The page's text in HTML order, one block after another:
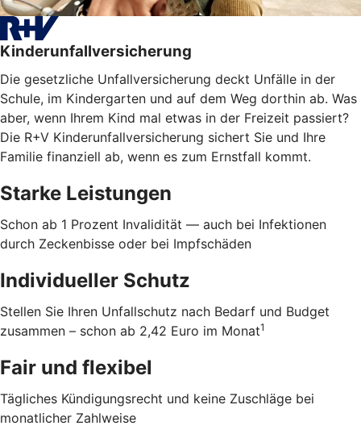
Kinderunfallversicherung
Die gesetzliche Unfallversicherung deckt Unfälle in der
Schule, im Kindergarten und auf dem Weg dorthin ab. Was
aber, wenn Ihrem Kind mal etwas in der Freizeit passiert?
Die R+V Kinderunfallversicherung sichert Sie und Ihre
Familie finanziell ab, wenn es zum Ernstfall kommt.
Starke Leistungen
Schon ab 1 Prozent Invalidität — auch bei Infektionen
durch Zeckenbisse oder bei Impfschäden
Individueller Schutz
Stellen Sie Ihren Unfallschutz nach Bedarf und Budget
zusammen – schon ab 2,42 Euro im Monat1
Fair und flexibel
Tägliches Kündigungsrecht und keine Zuschläge bei
monatlicher Zahlweise